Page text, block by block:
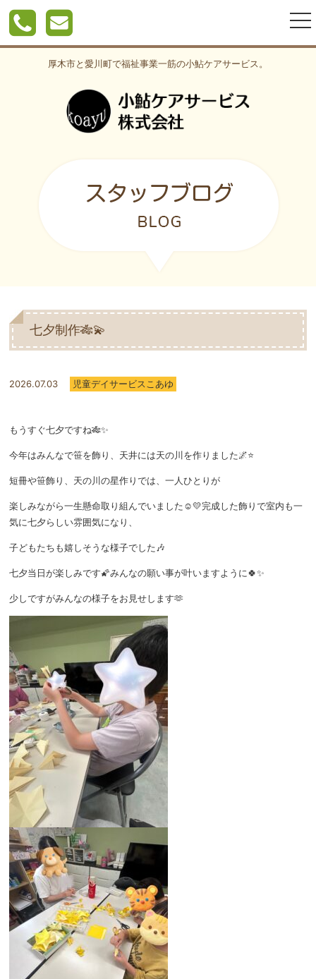
厚木市と愛川町で福祉事業一筋の小鮎ケアサービス。
七夕制作🎋💫
2026.07.03 児童デイサービスこあゆ
もうすぐ七夕ですね🎋✨
今年はみんなで笹を飾り、天井には天の川を作りました🌌⭐️
短冊や笹飾り、天の川の星作りでは、一人ひとりが
楽しみながら一生懸命取り組んでいました☺️💛完成した飾りで室内も一
気に七夕らしい雰囲気になり、
子どもたちも嬉しそうな様子でした🎶
七夕当日が楽しみです🌠みんなの願い事が叶いますように🍀✨
少しですがみんなの様子をお見せします🫶